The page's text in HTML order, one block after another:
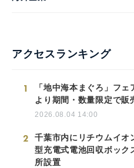
アクセスランキング
1
「地中海本まぐろ」フェ
より期間・数量限定で販
2026.08.04 14:00
2
千葉市内にリチウムイオ
型充電式電池回収ボック
所設置